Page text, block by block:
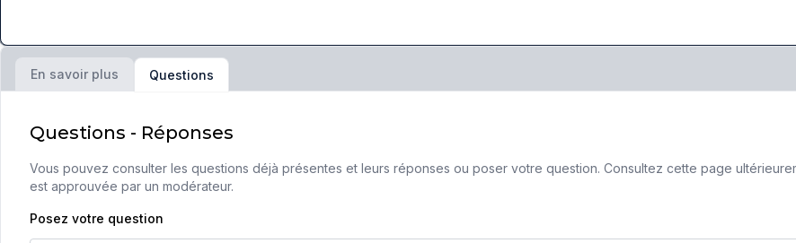
En savoir plus Questions
Questions - Réponses
Vous pouvez consulter les questions déjà présentes et leurs réponses ou poser votre question. Consultez cette page
est approuvée par un modérateur.
Posez votre question